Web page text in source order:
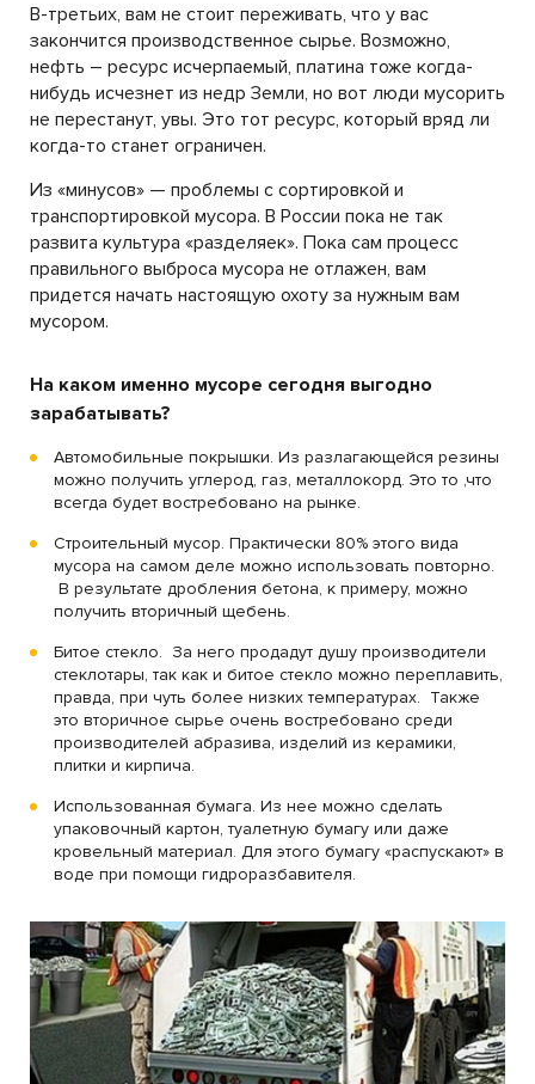
В-третьих, вам не стоит переживать, что у вас
закончится производственное сырье. Возможно,
нефть – ресурс исчерпаемый, платина тоже когда-
нибудь исчезнет из недр Земли, но вот люди мусорить
не перестанут, увы. Это тот ресурс, который вряд ли
когда-то станет ограничен.
Из «минусов» — проблемы с сортировкой и
транспортировкой мусора. В России пока не так
развита культура «разделяек». Пока сам процесс
правильного выброса мусора не отлажен, вам
придется начать настоящую охоту за нужным вам
мусором.
На каком именно мусоре сегодня выгодно
зарабатывать?
Автомобильные покрышки. Из разлагающейся резины
можно получить углерод, газ, металлокорд. Это то ,что
всегда будет востребовано на рынке.
Строительный мусор. Практически 80% этого вида
мусора на самом деле можно использовать повторно.
В результате дробления бетона, к примеру, можно
получить вторичный щебень.
Битое стекло. За него продадут душу производители
стеклотары, так как и битое стекло можно переплавить,
правда, при чуть более низких температурах. Также
это вторичное сырье очень востребовано среди
производителей абразива, изделий из керамики,
плитки и кирпича.
Использованная бумага. Из нее можно сделать
упаковочный картон, туалетную бумагу или даже
кровельный материал. Для этого бумагу «распускают» в
воде при помощи гидроразбавителя.